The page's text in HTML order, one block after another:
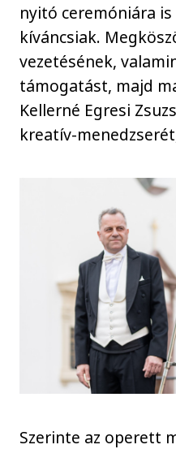
nyitó ceremóniára
kíváncsiak.
vezetésének,
támogatást, majd
Kellerné Egresi
kreatív-
Szerinte az operett